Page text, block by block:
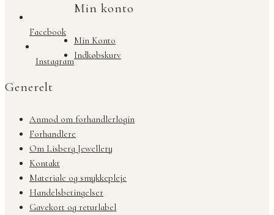
Facebook
Instagram
Min konto
Min Konto
Indkøbskurv
Generelt
Anmod om forhandlerlogin
Forhandlere
Om Lisberg Jewellery
Kontakt
Materiale og smykkepleje
Handelsbetingelser
Gavekort og returlabel